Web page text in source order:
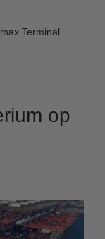
Terminal
op